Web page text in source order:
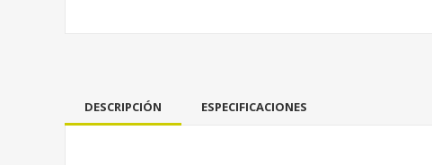
DESCRIPCIÓN ESPECIFICACIONES